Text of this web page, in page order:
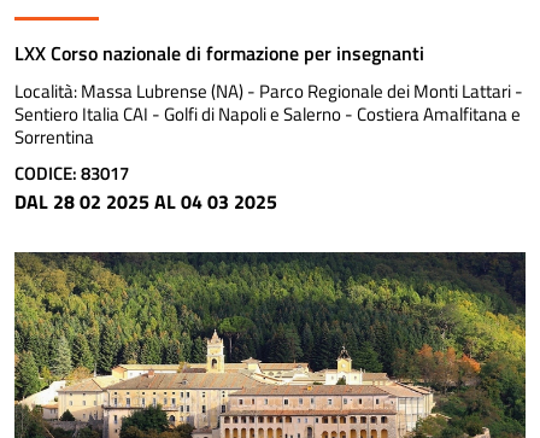
LXX Corso nazionale di formazione per insegnanti
Località:Massa Lubrense (NA) - Parco Regionale dei Monti Lattari -
Sentiero Italia CAI - Golfi di Napoli e Salerno - Costiera Amalfitana e
Sorrentina
CODICE: 83017
DAL 28 02 2025 AL 04 03 2025